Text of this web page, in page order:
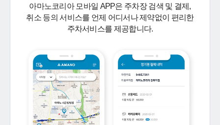
아마노코리아 모바일 APP은 주차장 검색 및 결제,
취소 등의 서비스를 언제 어디서나 제약없이 편리한
주차서비스를 제공합니다.